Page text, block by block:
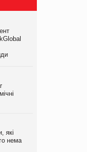
які
нема